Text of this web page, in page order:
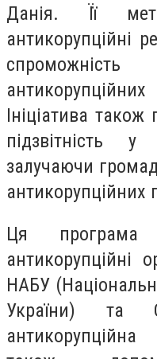
Данія. Її
антикорупційні
Ініціатива
підзвітність
залучаючи
антикорупційних
Ця програма
антикорупційні
НАБУ
України) та